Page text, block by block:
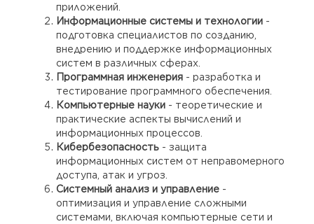
приложений.
Информационные системы и технологии -
подготовка специалистов по созданию,
внедрению и поддержке информационных
систем в различных сферах.
Программная инженерия - разработка и
тестирование программного обеспечения.
Компьютерные науки - теоретические и
практические аспекты вычислений и
информационных процессов.
Кибербезопасность - защита
информационных систем от неправомерного
доступа, атак и угроз.
Системный анализ и управление -
оптимизация и управление сложными
системами, включая компьютерные сети и